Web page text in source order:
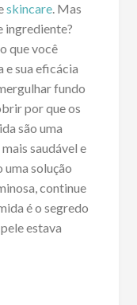
skincare. Mas
ingrediente?
que você
e sua eficácia
fundo
por que os
são uma
saudável e
uma solução
continue
é o segredo
estava